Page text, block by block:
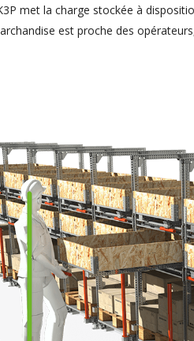
met la charge stockée à
est proche des